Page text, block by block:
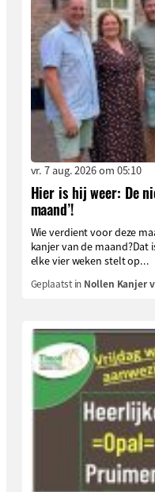
vr. 7 aug. 2026 om 05:10
Hier is hij weer: De
maand’!
Wie verdient voor deze
kanjer van de maand?Dat
elke vier weken stelt op...
Geplaatst in Nollen Kanjer